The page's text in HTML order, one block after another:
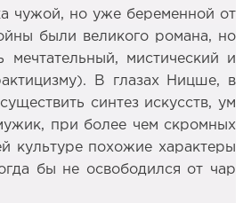
чужой, но уже беременной от
были великого романа, но
мистический и
В глазах Ницше, в
синтез искусств, ум
при более чем скромных
культуре похожие характеры
бы не освободился от чар